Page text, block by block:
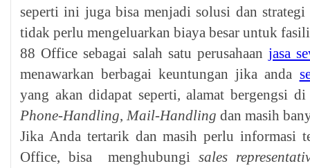
seperti ini juga bisa menjadi solusi dan
tidak perlu mengeluarkan biaya besar untuk
88 Office sebagai salah satu perusahaanjasa
menawarkan berbagai keuntungan jika anda
yang akan didapat seperti, alamat bergengsi
Phone-Handling, Mail-Handling dan masih
Jika Anda tertarik dan masih perlu
Office, bisa menghubungisales